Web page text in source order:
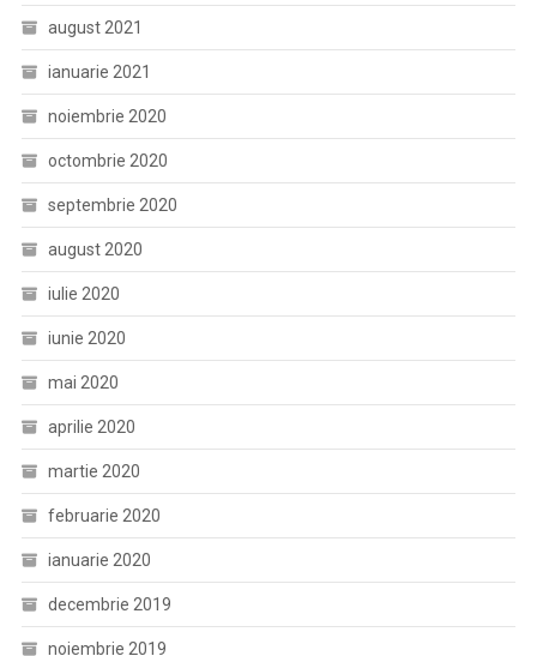
august 2021
ianuarie 2021
noiembrie 2020
octombrie 2020
septembrie 2020
august 2020
iulie 2020
iunie 2020
mai 2020
aprilie 2020
martie 2020
februarie 2020
ianuarie 2020
decembrie 2019
noiembrie 2019